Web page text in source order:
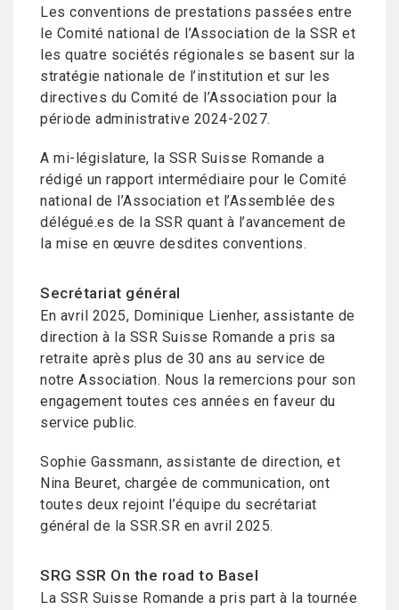
Les conventions de prestations passées entre
le Comité national de l’Association de la SSR et
les quatre sociétés régionales se basent sur la
stratégie nationale de l’institution et sur les
directives du Comité de l’Association pour la
période administrative 2024-2027.
A mi-législature, la SSR Suisse Romande a
rédigé un rapport intermédiaire pour le Comité
national de l’Association et l’Assemblée des
délégué.es de la SSR quant à l’avancement de
la mise en œuvre desdites conventions.
Secrétariat général
En avril 2025, Dominique Lienher, assistante de
direction à la SSR Suisse Romande a pris sa
retraite après plus de 30 ans au service de
notre Association. Nous la remercions pour son
engagement toutes ces années en faveur du
service public.
Sophie Gassmann, assistante de direction, et
Nina Beuret, chargée de communication, ont
toutes deux rejoint l’équipe du secrétariat
général de la SSR.SR en avril 2025.
SRG SSR On the road to Basel
La SSR Suisse Romande a pris part à la tournée